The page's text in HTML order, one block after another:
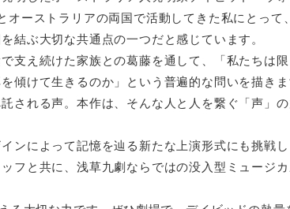
ーストラリアの両国で活動してきた私にとって
結ぶ大切な共通点の一つだと感じています。
支え続けた家族との葛藤を通して、「私たちは限
傾けて生きるのか」という普遍的な問いを描き
される声。本作は、そんな人と人を繋ぐ「声」の
ンによって記憶を辿る新たな上演形式にも挑戦
フと共に、浅草九劇ならではの没入型ミュージ